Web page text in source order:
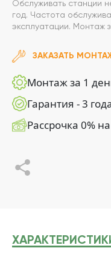
Обслуживать станции
год. Частота
эксплуатации. Монтаж
ЗАКАЗАТЬ
Монтаж за 1
Гарантия - 3
Рассрочка 0%